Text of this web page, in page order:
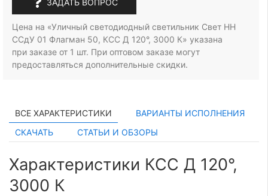
Цена на «Уличный светодиодный светильник Свет НН
ССдУ 01 Флагман 50, КСС Д 120°, 3000 К» указана
при заказе от 1 шт. При оптовом заказе могут
предоставляться дополнительные скидки.
ВСЕ ХАРАКТЕРИСТИКИ
ВАРИАНТЫ ИСПОЛНЕНИЯ
СКАЧАТЬ
СТАТЬИ И ОБЗОРЫ
Характеристики КСС Д 120°,
3000 К